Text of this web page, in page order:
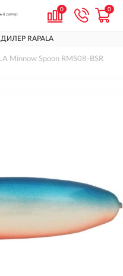
0 0
ДИЛЕР RAPALA
Minnow Spoon RMS08-BSR